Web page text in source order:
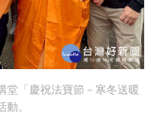
堂「慶祝法寶節－寒冬送暖
動。